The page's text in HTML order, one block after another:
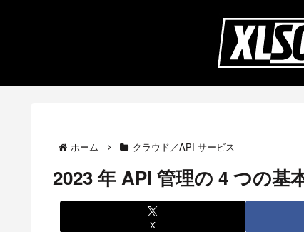
ホーム クラウド／API サービス
2023 年 API 管理の 4 つの基
X